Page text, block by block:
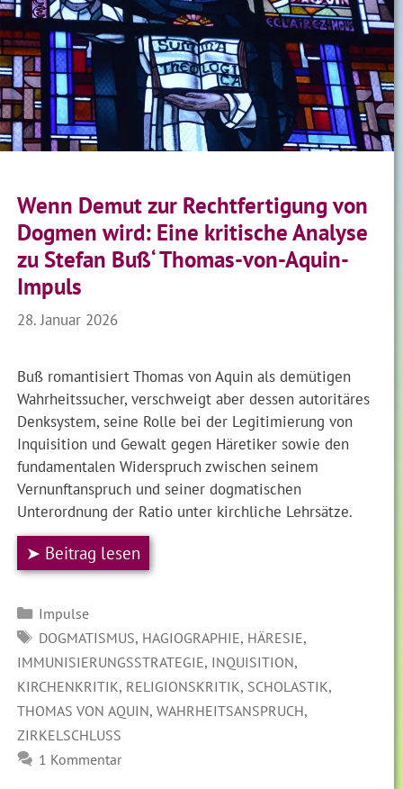
Wenn Demut zur Rechtfertigung von
Dogmen wird: Eine kritische Analyse
zu Stefan Buß‘ Thomas-von-Aquin-
Impuls
28. Januar 2026
Buß romantisiert Thomas von Aquin als demütigen
Wahrheitssucher, verschweigt aber dessen autoritäres
Denksystem, seine Rolle bei der Legitimierung von
Inquisition und Gewalt gegen Häretiker sowie den
fundamentalen Widerspruch zwischen seinem
Vernunftanspruch und seiner dogmatischen
Unterordnung der Ratio unter kirchliche Lehrsätze.
➤ Beitrag lesen
Kategorien
Impulse
SCHLAGWÖRTER
DOGMATISMUS, HAGIOGRAPHIE, HÄRESIE,
IMMUNISIERUNGSSTRATEGIE, INQUISITION,
KIRCHENKRITIK, RELIGIONSKRITIK, SCHOLASTIK,
THOMAS VON AQUIN,WAHRHEITSANSPRUCH,
ZIRKELSCHLUSS
1 Kommentar